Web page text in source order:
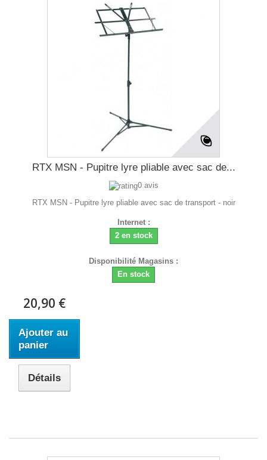
RTX MSN - Pupitre lyre pliable avec sac de...
0 avis
RTX MSN - Pupitre lyre pliable avec sac de transport - noir
Internet :
2 en stock
Disponibilité Magasins :
En stock
20,90 €
Ajouter au
panier
Détails